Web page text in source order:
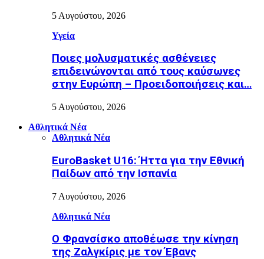
5 Αυγούστου, 2026
Υγεία
Ποιες μολυσματικές ασθένειες
επιδεινώνονται από τους καύσωνες
στην Ευρώπη – Προειδοποιήσεις και…
5 Αυγούστου, 2026
Αθλητικά Νέα
Αθλητικά Νέα
EuroBasket U16: Ήττα για την Εθνική
Παίδων από την Ισπανία
7 Αυγούστου, 2026
Αθλητικά Νέα
Ο Φρανσίσκο αποθέωσε την κίνηση
της Ζαλγκίρις με τον Έβανς